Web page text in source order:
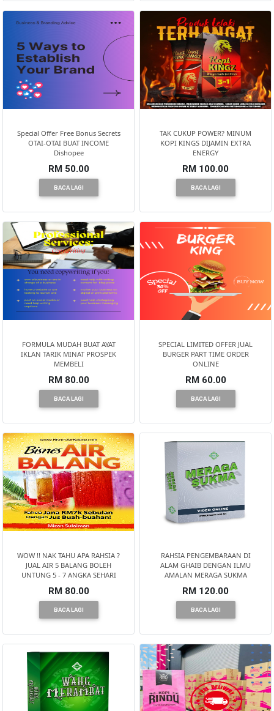
Special Offer Free Bonus Secrets
OTAI-OTAI BUAT INCOME
Dishopee
RM 50.00
BACA LAGI
TAK CUKUP POWER? MINUM
KOPI KINGS DIJAMIN EXTRA
ENERGY
RM 100.00
BACA LAGI
FORMULA MUDAH BUAT AYAT
IKLAN TARIK MINAT PROSPEK
MEMBELI
RM 80.00
BACA LAGI
SPECIAL LIMITED OFFER JUAL
BURGER PART TIME ORDER
ONLINE
RM 60.00
BACA LAGI
WOW !! NAK TAHU APA RAHSIA ?
JUAL AIR 5 BALANG BOLEH
UNTUNG 5 - 7 ANGKA SEHARI
RM 80.00
BACA LAGI
RAHSIA PENGEMBARAAN DI
ALAM GHAIB DENGAN ILMU
AMALAN MERAGA SUKMA
RM 120.00
BACA LAGI
SUKAN/HOBI(2)
PERCUTIAN
&
PEKERJAAN(0)
SERVIS(17)
HARTA
KEPERLUAN(16)
SELECT
NEGERI
SELANGOR(37)
PAHANG(13)
KELANTAN(22)
PERAK(41)
NEGERI
SEMBILAN(10)